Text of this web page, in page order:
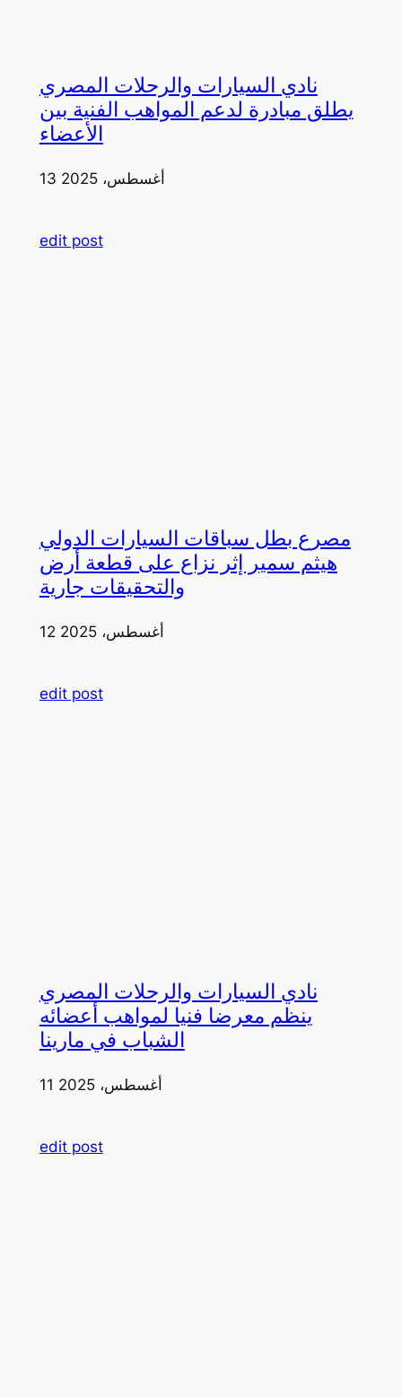
نادي السيارات والرحلات المصري
يطلق مبادرة لدعم المواهب الفنية بين
الأعضاء
13 أغسطس، 2025
edit post
مصرع بطل سباقات السيارات الدولي
هيثم سمير إثر نزاع على قطعة أرض
والتحقيقات جارية
12 أغسطس، 2025
edit post
نادي السيارات والرحلات المصري
ينظم معرضا فنيا لمواهب أعضائه
الشباب في مارينا
11 أغسطس، 2025
edit post